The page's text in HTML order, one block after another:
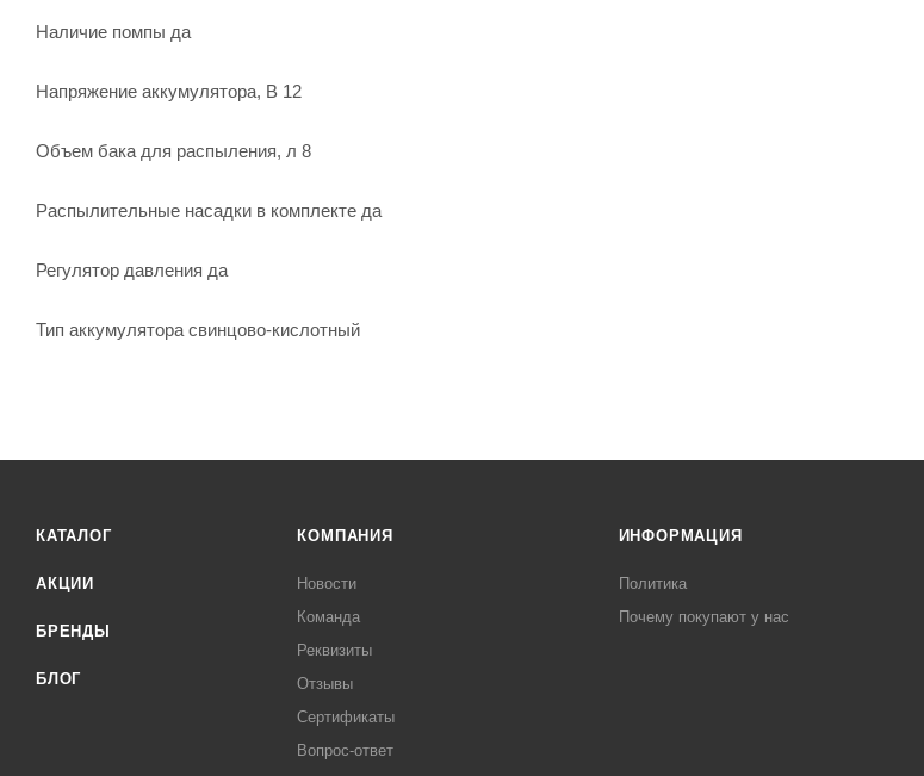
Наличие помпы да
Напряжение аккумулятора, В 12
Объем бака для распыления, л 8
Распылительные насадки в комплекте да
Регулятор давления да
Тип аккумулятора свинцово-кислотный
КАТАЛОГ
АКЦИИ
БРЕНДЫ
БЛОГ
КОМПАНИЯ
Новости
Команда
Реквизиты
Отзывы
Сертификаты
Вопрос-ответ
ИНФОРМАЦИЯ
Политика
Почему покупают у нас